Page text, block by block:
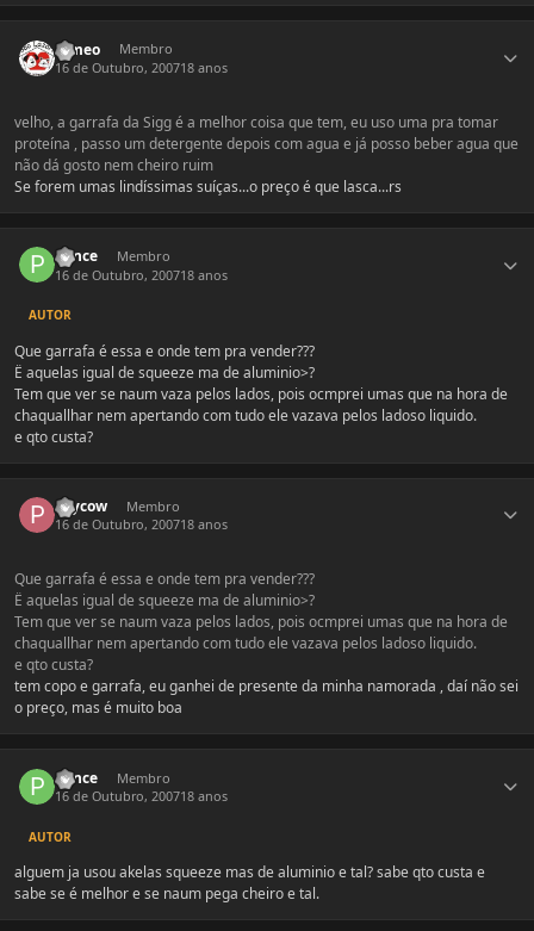
romeo
Membro
16 de Outubro, 200718 anos
velho, a garrafa da Sigg é a melhor coisa que tem, eu uso uma pra tomar
proteína , passo um detergente depois com agua e já posso beber agua que
não dá gosto nem cheiro ruim
Se forem umas lindíssimas suíças...o preço é que lasca...rs
Ponce
Membro
16 de Outubro, 200718 anos
AUTOR
Que garrafa é essa e onde tem pra vender???
Ë aquelas igual de squeeze ma de aluminio>?
Tem que ver se naum vaza pelos lados, pois ocmprei umas que na hora de
chaquallhar nem apertando com tudo ele vazava pelos ladoso liquido.
e qto custa?
Psycow
Membro
16 de Outubro, 200718 anos
Que garrafa é essa e onde tem pra vender???
Ë aquelas igual de squeeze ma de aluminio>?
Tem que ver se naum vaza pelos lados, pois ocmprei umas que na hora de
chaquallhar nem apertando com tudo ele vazava pelos ladoso liquido.
e qto custa?
tem copo e garrafa, eu ganhei de presente da minha namorada , daí não sei
o preço, mas é muito boa
Ponce
Membro
16 de Outubro, 200718 anos
AUTOR
alguem ja usou akelas squeeze mas de aluminio e tal? sabe qto custa e
sabe se é melhor e se naum pega cheiro e tal.